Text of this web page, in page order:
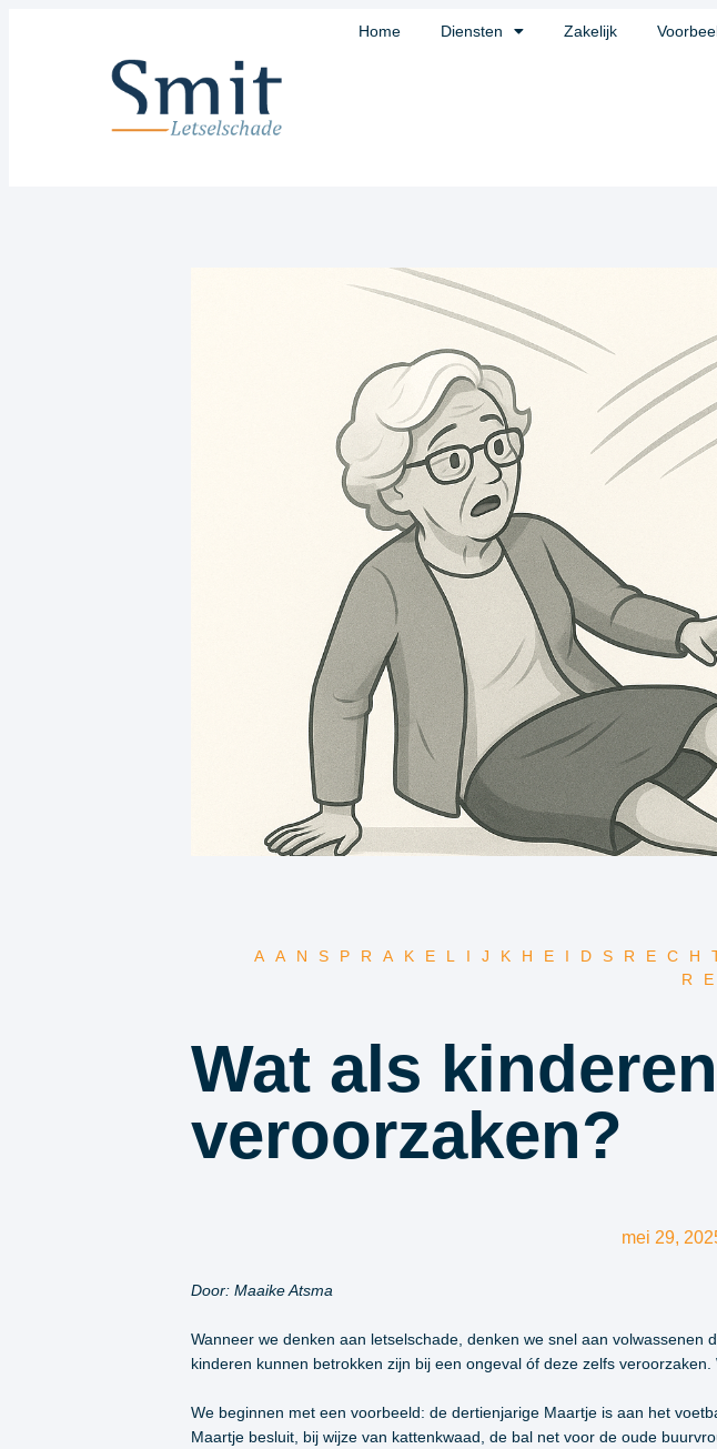
Home Diensten Zakelijk
Wat als
veroorzaken?
mei 29,
Door: Maaike Atsma
Wanneer we denken aan letselschade, denken we snel aan
kinderen kunnen betrokken zijn bij een ongeval óf deze zelfs
We beginnen met een voorbeeld: de dertienjarige Maartje is aan het
Maartje besluit, bij wijze van kattenkwaad, de bal net voor de oude